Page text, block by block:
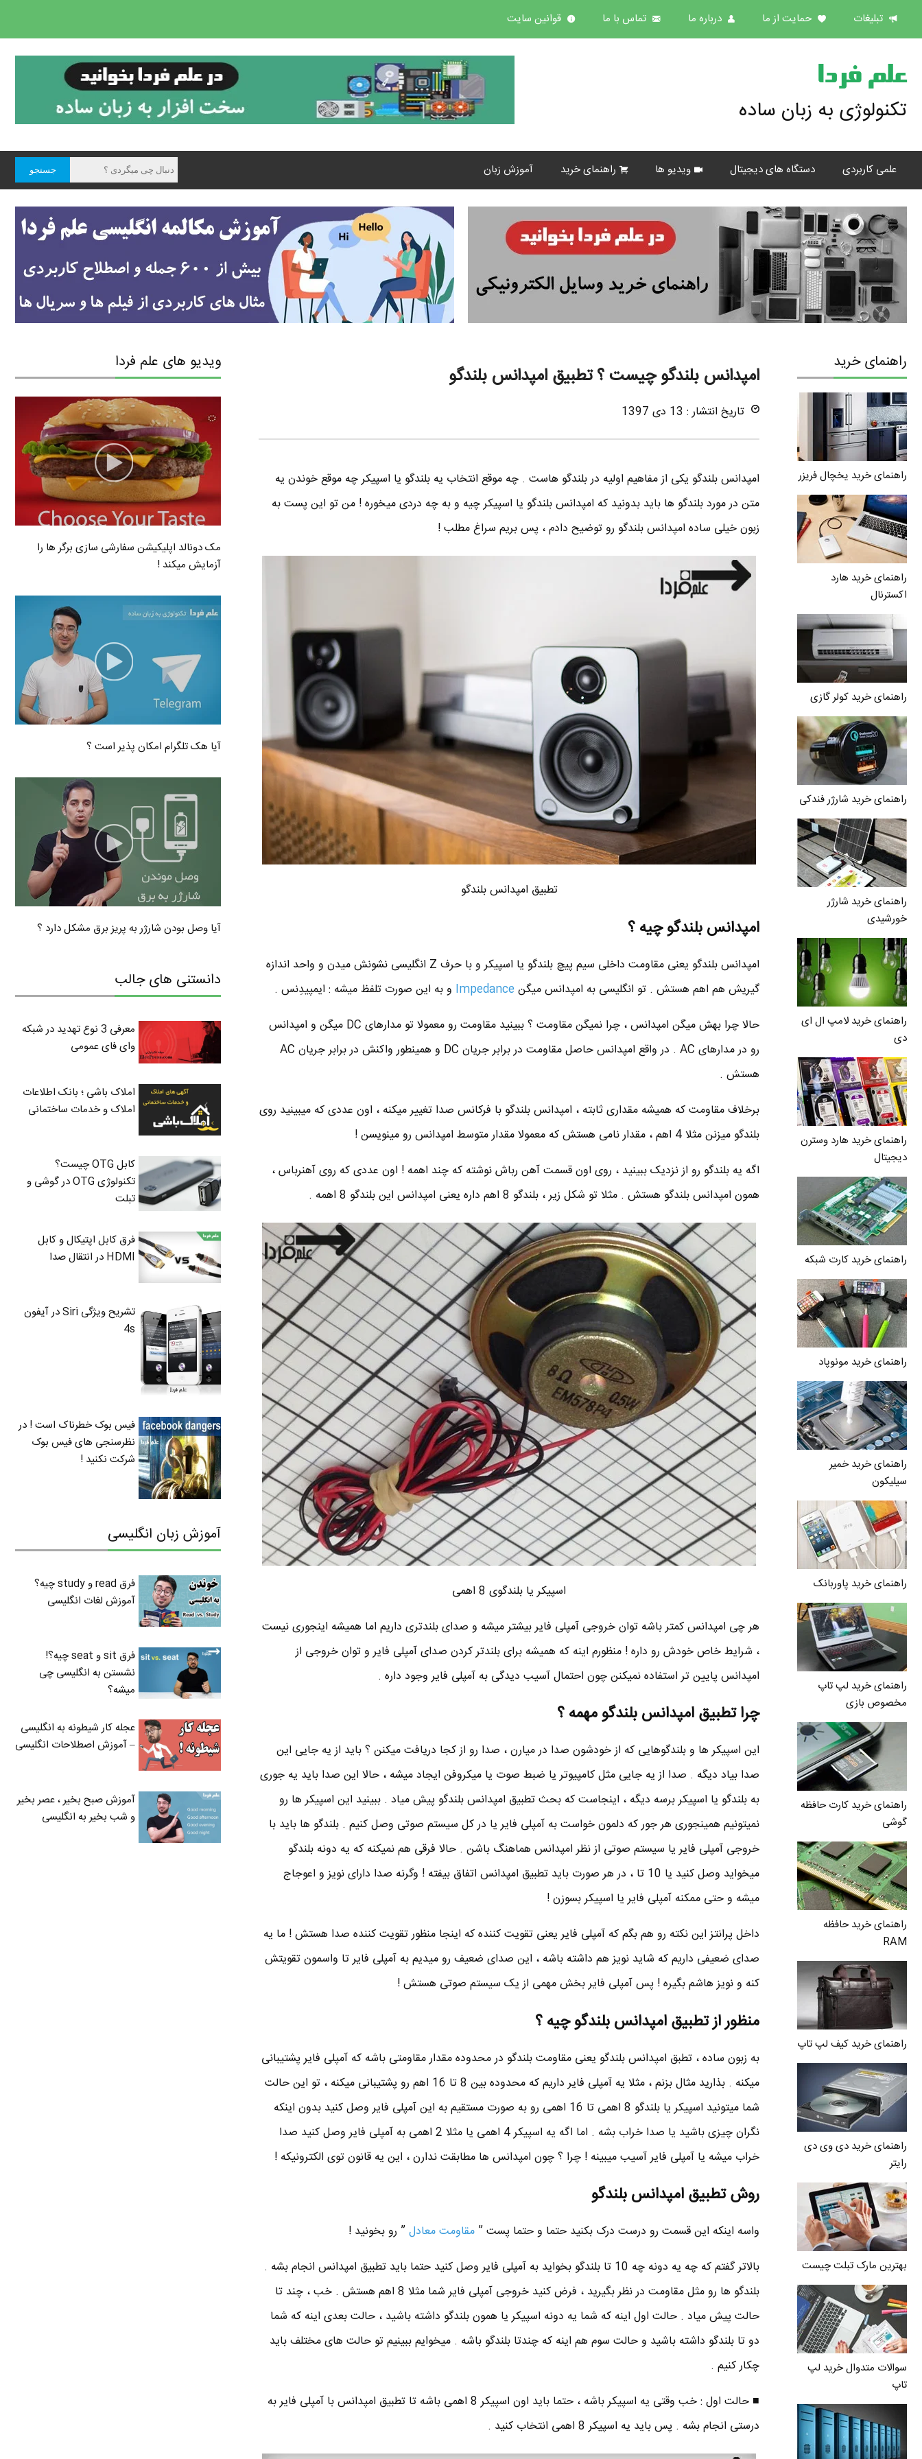
تبلیغات حمایت از ما درباره ما تماس با ما قوانین سایت
علم فردا
تکنولوژی به زبان ساده
علمی کاربردی دستگاه های دیجیتال ویدیو ها راهنمای خرید آموزش زبان
راهنمای خرید
راهنمای خرید یخچال فریزر
راهنمای خرید هارد
اکسترنال
راهنمای خرید کولر گازی
راهنمای خرید شارژر فندکی
راهنمای خرید شارژر
خورشیدی
راهنمای خرید لامپ ال ای
دی
راهنمای خرید هارد وسترن
دیجیتال
راهنمای خرید کارت شبکه
راهنمای خرید مونوپاد
راهنمای خرید خمیر
سیلیکون
راهنمای خرید پاوربانک
راهنمای خرید لپ تاپ
مخصوص بازی
راهنمای خرید کارت حافظه
گوشی
راهنمای خرید حافظه
RAM
راهنمای خرید کیف لپ تاپ
راهنمای خرید دی وی دی
رایتر
بهترین مارک تبلت چیست
سوالات متدوال خرید لپ
تاپ
امپدانس بلندگو چیست ؟ تطبیق امپدانس بلندگو
تاریخ انتشار : 13 دی 1397
امپدانس بلندگو یکی از مفاهیم اولیه در بلندگو هاست . چه موقع انتخاب یه بلندگو یا اسپیکر چه موقع خوندن یه
متن در مورد بلندگو ها باید بدونید که امپدانس بلندگو یا اسپیکر چیه و به چه دردی میخوره ! من تو این پست به
زبون خیلی ساده امپدانس بلندگو رو توضیح دادم ، پس بریم سراغ مطلب !
تطبیق امپدانس بلندگو
امپدانس بلندگو چیه ؟
امپدانس بلندگو یعنی مقاومت داخلی سیم پیچ بلندگو یا اسپیکر و با حرف Z انگلیسی نشونش میدن و واحد اندازه
گیریش هم اهم هستش . تو انگلیسی به امپدانس میگن Impedance و به این صورت تلفظ میشه : ایمپیدِنس .
حالا چرا بهش میگن امپدانس ، چرا نمیگن مقاومت ؟ ببینید مقاومت رو معمولا تو مدارهای DC میگن و امپدانس
رو در مدارهای AC . در واقع امپدانس حاصل مقاومت در برابر جریان DC و همینطور واکنش در برابر جریان AC
هستش .
برخلاف مقاومت که همیشه مقداری ثابته ، امپدانس بلندگو با فرکانس صدا تغییر میکنه ، اون عددی که میبینید روی
بلندگو میزنن مثلا 4 اهم ، مقدار نامی هستش که معمولا مقدار متوسط امپدانس رو مینویسن !
اگه یه بلندگو رو از نزدیک ببینید ، روی اون قسمت آهن رباش نوشته که چند اهمه ! اون عددی که روی آهنرباس ،
همون امپدانس بلندگو هستش . مثلا تو شکل زیر ، بلندگو 8 اهم داره یعنی امپدانس این بلندگو 8 اهمه .
اسپیکر یا بلندگوی 8 اهمی
هر چی امپدانس کمتر باشه توان خروجی آمپلی فایر بیشتر میشه و صدای بلندتری داریم اما همیشه اینجوری نیست
، شرایط خاص خودش رو داره ! منظورم اینه که همیشه برای بلندتر کردن صدای آمپلی فایر و توان خروجی از
امپدانس پایین تر استفاده نمیکنن چون احتمال آسیب دیدگی به آمپلی فایر وجود داره .
چرا تطبیق امپدانس بلندگو مهمه ؟
این اسپیکر ها و بلندگوهایی که از خودشون صدا در میارن ، صدا رو از کجا دریافت میکنن ؟ باید از یه جایی این
صدا بیاد دیگه . صدا از یه جایی مثل کامپیوتر یا ضبط صوت یا میکروفن ایجاد میشه ، حالا این صدا باید یه جوری
به بلندگو یا اسپیکر برسه دیگه ، اینجاست که بحث تطبیق امپدانس بلندگو پیش میاد . ببینید این اسپیکر ها رو
نمیتونیم همینجوری هر جور که دلمون خواست به آمپلی فایر یا در کل سیستم صوتی وصل کنیم . بلندگو ها باید با
خروجی آمپلی فایر یا سیستم صوتی از نظر امپدانس هماهنگ باشن . حالا فرقی هم نمیکنه که یه دونه بلندگو
میخواید وصل کنید یا 10 تا ، در هر صورت باید تطبیق امپدانس اتفاق بیفته ! وگرنه صدا دارای نویز و اعوجاج
میشه و حتی ممکنه آمپلی فایر یا اسپیکر بسوزن !
داخل پرانتز این نکته رو هم بگم که آمپلی فایر یعنی تقویت کننده که اینجا منظور تقویت کننده صدا هستش ! ما یه
صدای ضعیفی داریم که شاید نویز هم داشته باشه ، این صدای ضعیف رو میدیم به آمپلی فایر تا واسمون تقویتش
کنه و نویز هاشم بگیره ! پس آمپلی فایر بخش مهمی از یک سیستم صوتی هستش !
منظور از تطبیق امپدانس بلندگو چیه ؟
به زبون ساده ، تطبق امپدانس بلندگو یعنی مقاومت بلندگو در محدوده مقدار مقاومتی باشه که آمپلی فایر پشتیبانی
میکنه . بذارید مثال بزنم ، مثلا یه آمپلی فایر داریم که محدوده بین 8 تا 16 اهم رو پشتیبانی میکنه ، تو این حالت
شما میتونید اسپیکر یا بلندگو 8 اهمی تا 16 اهمی رو به صورت مستقیم به این آمپلی فایر وصل کنید بدون اینکه
نگران چیزی باشید یا صدا خراب بشه . اما اگه یه اسپیکر 4 اهمی یا مثلا 2 اهمی به آمپلی فایر وصل کنید صدا
خراب میشه یا آمپلی فایر آسیب میبینه ! چرا ؟ چون امپدانس ها مطابقت ندارن ، این یه قانون توی الکترونیکه !
روش تطبیق امپدانس بلندگو
واسه اینکه این قسمت رو درست درک بکنید حتما و حتما پست ” مقاومت معادل” رو بخونید !
بالاتر گفتم که چه یه دونه چه 10 تا بلندگو بخواید به آمپلی فایر وصل کنید حتما باید تطبیق امپدانس انجام بشه .
بلندگو ها رو مثل مقاومت در نظر بگیرید ، فرض کنید خروجی آمپلی فایر شما مثلا 8 اهم هستش . خب ، چند تا
حالت پیش میاد . حالت اول اینه که شما یه دونه اسپیکر یا همون بلندگو داشته باشید ، حالت بعدی اینه که شما
دو تا بلندگو داشته باشید و حالت سوم هم اینه که چندتا بلندگو باشه . میخوایم ببینیم تو حالت های مختلف باید
چکار کنیم .
■ حالت اول : خب وقتی یه اسپیکر باشه ، حتما باید اون اسپیکر 8 اهمی باشه تا تطبیق امپدانس با آمپلی فایر به
درستی انجام بشه . پس باید یه اسپیکر 8 اهمی انتخاب کنید .
ویدیو های علم فردا
مک دونالد اپلیکیشن سفارشی سازی برگر ها را
آزمایش میکند !
آیا هک تلگرام امکان پذیر است ؟
آیا وصل بودن شارژر به پریز برق مشکل دارد ؟
دانستنی های جالب
معرفی 3 نوع تهدید در شبکه
وای فای عمومی
املاک باشی ؛ بانک اطلاعات
املاک و خدمات ساختمانی
کابل OTG چیست؟
تکنولوژی OTG در گوشی و
تبلت
فرق کابل اپتیکال و کابل
HDMI در انتقال صدا
تشریح ویژگی Siri در آیفون
4s
فیس بوک خطرناک است ! در
نظرسنجی های فیس بوک
شرکت نکنید !
آموزش زبان انگلیسی
فرق read و study چیه؟
آموزش لغات انگلیسی
فرق sit و seat چیه؟!
نشستن به انگلیسی چی
میشه؟
عجله کار شیطونه به انگلیسی
– آموزش اصطلاحات انگلیسی
آموزش صبح بخیر ، عصر بخیر
و شب بخیر به انگلیسی